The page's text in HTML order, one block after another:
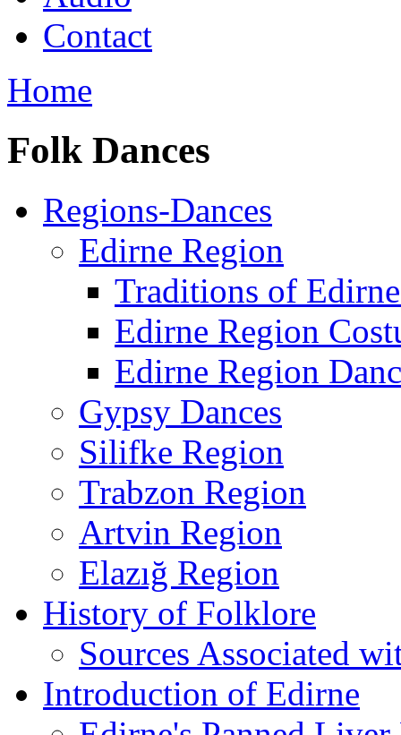
Contact
Home
Folk Dances
Regions-Dances
Edirne Region
Traditions of
Edirne Region
Edirne Region
Gypsy Dances
Silifke Region
Trabzon Region
Artvin Region
Elazığ Region
History of Folklore
Sources Associated
Introduction of Edirne